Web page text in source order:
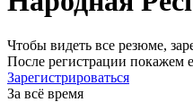
Чтобы видеть все резюме,
После регистрации покажем
Зарегистрироваться
За всё время